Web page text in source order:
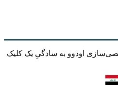
اودوو به سادگیِ یک کلیک